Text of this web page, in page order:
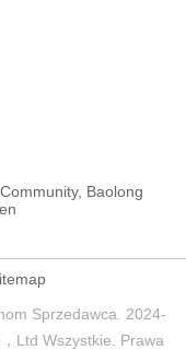
Baolong
Sprzedawca. 2024-
Ltd Wszystkie. Prawa